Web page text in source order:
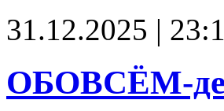
31.12.2025 |
ОБОВСЁМ-